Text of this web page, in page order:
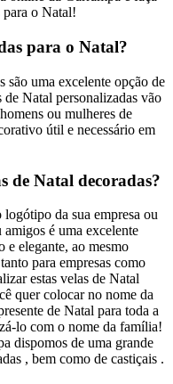
para o Natal!
para o Natal?
são uma excelente opção de
Natal personalizadas vão
ou mulheres de
útil e necessário em
de Natal decoradas?
da sua empresa ou
é uma excelente
e elegante, ao mesmo
para empresas como
estas velas de Natal
quer colocar no nome da
de Natal para toda a
lo com o nome da família!
dispomos de uma grande
, bem como de castiçais .